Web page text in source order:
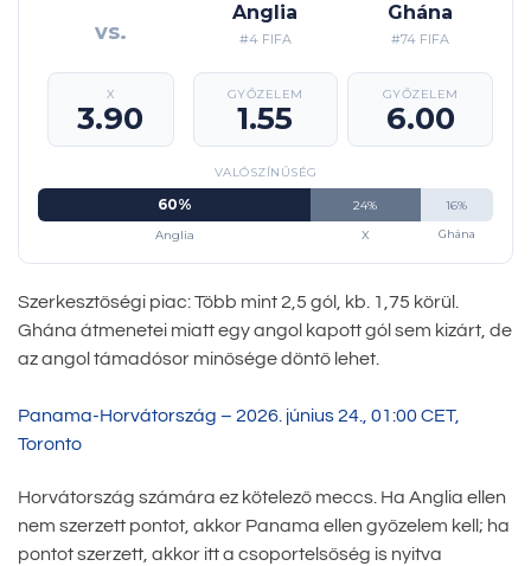
Anglia
#4 FIFA
GYŐZELEM
1.55
vs.
X
3.90
Ghána
#74 FIFA
GYŐZELEM
6.00
VALÓSZÍNŰSÉG
60% 24%
16%
Anglia
X Ghána
Szerkesztőségi piac: Több mint 2,5 gól, kb. 1,75 körül.
Ghána átmenetei miatt egy angol kapott gól sem kizárt, de
az angol támadósor minősége döntő lehet.
Panama-Horvátország – 2026. június 24., 01:00 CET,
Toronto
Horvátország számára ez kötelező meccs. Ha Anglia ellen
nem szerzett pontot, akkor Panama ellen győzelem kell; ha
pontot szerzett, akkor itt a csoportelsőség is nyitva